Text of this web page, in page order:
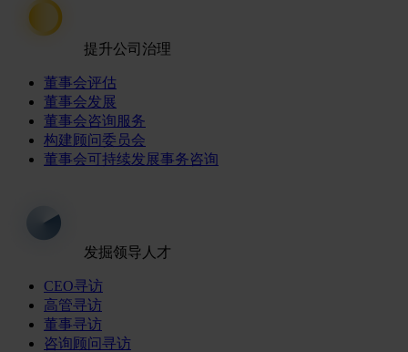
提升公司治理
董事会评估
董事会发展
董事会咨询服务
构建顾问委员会
董事会可持续发展事务咨询
发掘领导人才
CEO寻访
高管寻访
董事寻访
咨询顾问寻访